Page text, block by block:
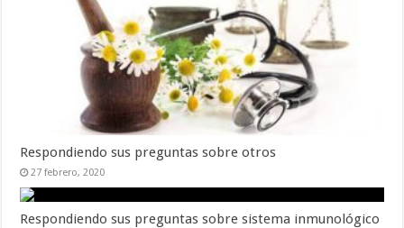
Respondiendo sus preguntas sobre otros
27 febrero, 2020
Respondiendo sus preguntas sobre sistema inmunológico